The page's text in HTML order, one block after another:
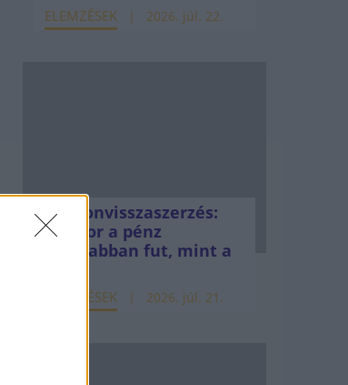
ELEMZÉSEK 2026. júl. 22.
Vagyonvisszaszerzés:
amikor a pénz
gyorsabban fut, mint a
ELEMZÉSEK 2026. júl. 21.